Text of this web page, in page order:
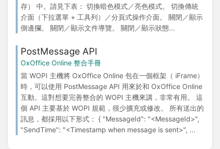
存） 中。請見下表： 切換暗色模式／亮色模式。 切換傳統
介面（下拉選單 + 工具列）／分頁式操作介面。 關閉／顯示
側邊攔。 關閉／顯示文件導覽。 關閉／顯示狀態...
PostMessage API
OxOffice Online 整合手冊
當 WOPI 主機將 OxOffice Online 包在一個框架（ iFrame）
時，可以使用 PostMessage API 用來於和 OxOffice Online
互動。這對想要完善整合的 WOPI 主機來講，非常有用。 這
個 API 主要基於 WOPI 規範，很少擴充或修改。 所有送出的
訊息，都採用以下形式： { "MessageId": "<MessageId>",
"SendTime": "<Timestamp when message is sent>", ...